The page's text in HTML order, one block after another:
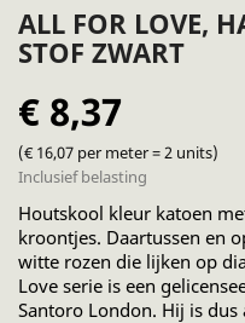
ALL FOR LOVE,
STOF ZWART
€ 8,37
(€ 16,07 per meter = 2 units)
Inclusief belasting
Houtskool kleur katoen
kroontjes. Daartussen en
witte rozen die lijken op
Love serie is een
Santoro London. Hij is